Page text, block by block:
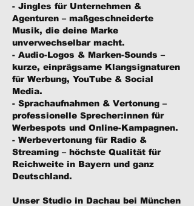
- Jingles für Unternehmen &
Agenturen – maßgeschneiderte
Musik, die deine Marke
unverwechselbar macht.
- Audio-Logos & Marken-Sounds –
kurze, einprägsame Klangsignaturen
für Werbung, YouTube & Social
Media.
- Sprachaufnahmen & Vertonung –
professionelle Sprecher:innen für
Werbespots und Online-Kampagnen.
- Werbevertonung für Radio &
Streaming – höchste Qualität für
Reichweite in Bayern und ganz
Deutschland.
Unser Studio in Dachau bei München